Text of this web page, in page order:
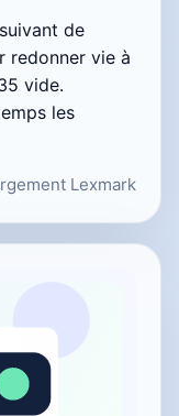
de
redonner vie à
vide.
les
Lexmark